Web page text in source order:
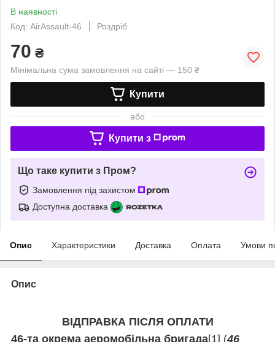
В наявності
Код: AirAssault-46
Роздріб
70 ₴
Мінімальна сума замовлення на сайті — 150 ₴
Купити
або
Купити з
Що таке купити з Пром?
Замовлення під захистом
Доступна доставка
Опис Характеристики Доставка Оплата Умови
Опис
ВІДПРАВКА ПІСЛЯ ОПЛАТИ
46-та окрема аеромобільна бригада[1] (46